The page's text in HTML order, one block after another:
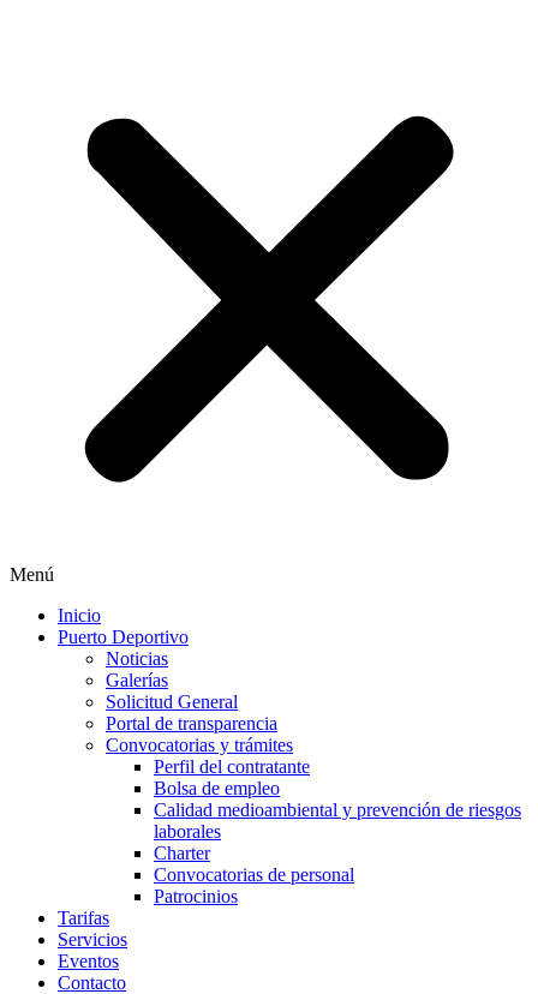
Menú
Inicio
Puerto Deportivo
Noticias
Galerías
Solicitud General
Portal de transparencia
Convocatorias y trámites
Perfil del contratante
Bolsa de empleo
Calidad medioambiental y prevención de riesgos
laborales
Charter
Convocatorias de personal
Patrocinios
Tarifas
Servicios
Eventos
Contacto